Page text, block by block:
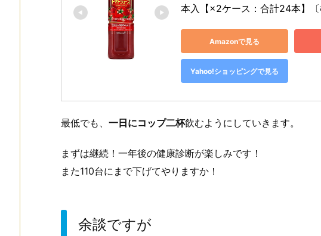
本入【×2ケース：合計24本】
Amazonで見る
Yahoo!ショッピングで見る
最低でも、 一日にコップ二杯飲むようにしていきます。
まずは継続！一年後の健康診断が楽しみです！
また110台にまで下げてやりますか！
余談ですが